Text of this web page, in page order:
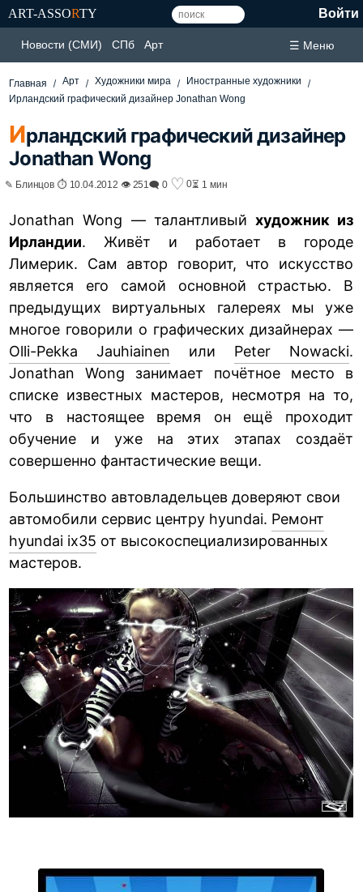
ART-ASSORTY Войти
Новости (СМИ) СПб Арт ☰ Меню
Главная Арт Художники мира
Иностранные художники
Ирландский графический дизайнер Jonathan Wong
Ирландский графический дизайнер
Jonathan Wong
✎ Блинцов ⏱ 10.04.2012 👁 251🗨 0 ♡ 0⏳ 1 мин
Jonathan Wong — талантливый художник из
Ирландии. Живёт и работает в городе
Лимерик. Сам автор говорит, что искусство
является его самой основной страстью. В
предыдущих виртуальных галереях мы уже
многое говорили о графических дизайнерах —
Olli-Pekka Jauhiainen или Peter Nowacki.
Jonathan Wong занимает почётное место в
списке известных мастеров, несмотря на то,
что в настоящее время он ещё проходит
обучение и уже на этих этапах создаёт
совершенно фантастические вещи.
Большинство автовладельцев доверяют свои
автомобили сервис центру hyundai. Ремонт
hyundai ix35 от высокоспециализированных
мастеров.